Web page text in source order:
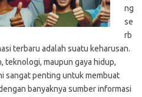
ng
se
rb
terbaru adalah suatu keharusan.
teknologi, maupun gaya hidup,
sangat penting untuk membuat
banyaknya sumber informasi